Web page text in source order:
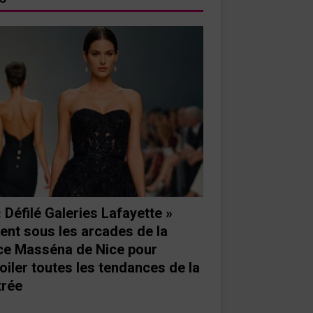
Défilé Galeries Lafayette »
sous les arcades de la
Masséna de Nice pour
toutes les tendances de la